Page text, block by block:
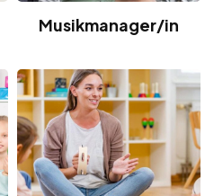
Musikmanager/in